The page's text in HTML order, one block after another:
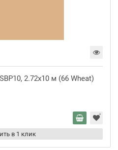
2.72х10 м (66 Wheat)
в 1 клик